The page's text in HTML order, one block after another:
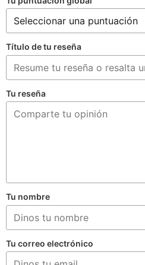
Título de tu reseña
Tu reseña
Tu nombre
Tu correo electrónico